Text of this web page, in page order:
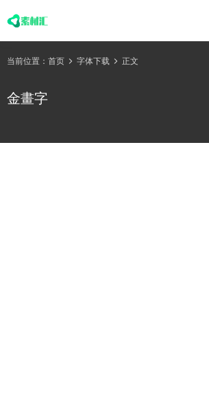
当前位置： 首页 字体下载 正文
金畫字